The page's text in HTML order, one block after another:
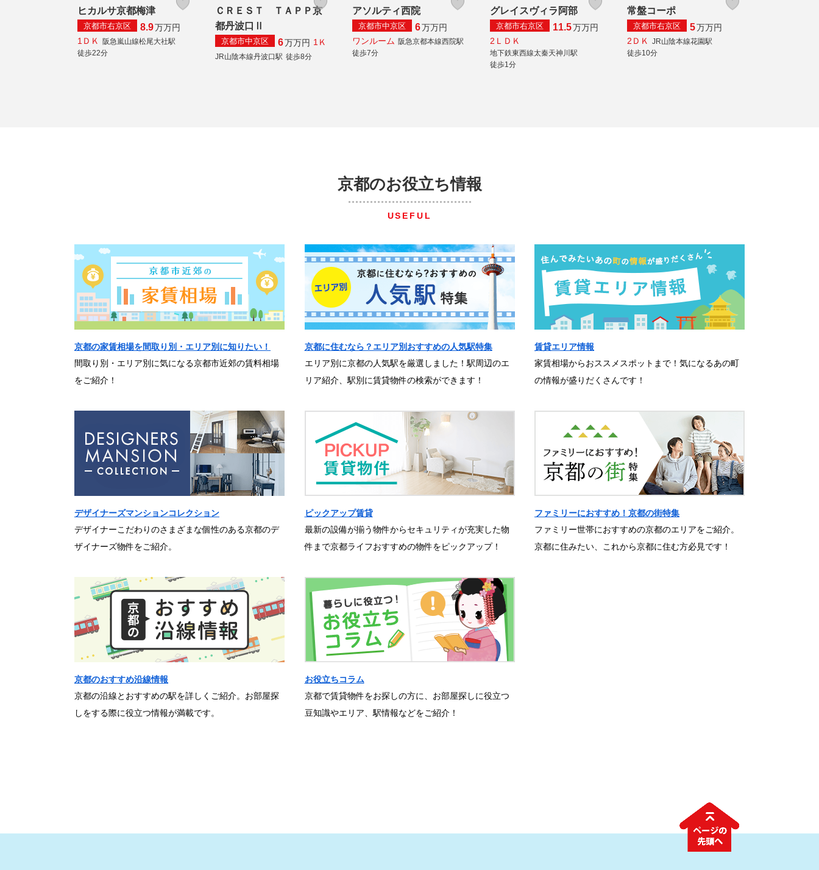
ヒカルサ京都梅津
京都市右京区 8.9万万円
1ＤＫ
阪急嵐山線松尾大社駅
徒歩22分
ＣＲＥＳＴ ＴＡＰＰ京
都丹波口Ⅱ
京都市中京区 6万万円 1Ｋ
JR山陰本線丹波口駅 徒歩8分
アソルティ西院
京都市中京区 6万万円
ワンルーム 阪急京都本線西院駅
徒歩7分
グレイスヴィラ阿部
京都市右京区 11.5万万円
2ＬＤＫ
地下鉄東西線太秦天神川駅
徒歩1分
常盤コーポ
京都市右京区 5万万円
2ＤＫ
JR山陰本線花園駅
徒歩10分
京都のお役立ち情報
USEFUL
京都の家賃相場を間取り別・エリア別に知りたい！
間取り別・エリア別に気になる京都市近郊の賃料相場
をご紹介！
京都に住むなら？エリア別おすすめの人気駅特集
エリア別に京都の人気駅を厳選しました！駅周辺のエ
リア紹介、駅別に賃貸物件の検索ができます！
賃貸エリア情報
家賃相場からおススメスポットまで！気になるあの町
の情報が盛りだくさんです！
デザイナーズマンションコレクション
デザイナーこだわりのさまざまな個性のある京都のデ
ザイナーズ物件をご紹介。
ピックアップ賃貸
最新の設備が揃う物件からセキュリティが充実した物
件まで京都ライフおすすめの物件をピックアップ！
ファミリーにおすすめ！京都の街特集
ファミリー世帯におすすめの京都のエリアをご紹介。
京都に住みたい、これから京都に住む方必見です！
京都のおすすめ沿線情報
京都の沿線とおすすめの駅を詳しくご紹介。お部屋探
しをする際に役立つ情報が満載です。
お役立ちコラム
京都で賃貸物件をお探しの方に、お部屋探しに役立つ
豆知識やエリア、駅情報などをご紹介！